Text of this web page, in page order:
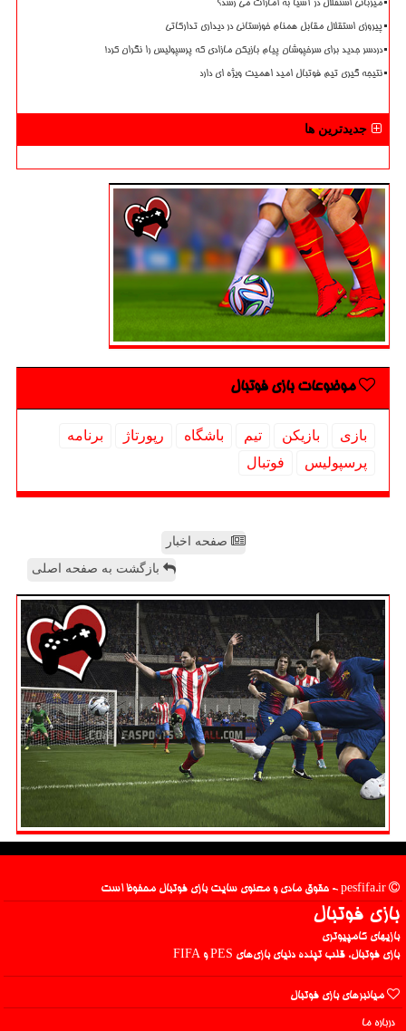
میزبانی استقلال در آسیا به امارات می رسد؟
پیروزی استقلال مقابل همنام خوزستانی در دیداری تدارکاتی
دردسر جدید برای سرخپوشان پیام بازیکن مازادی که پرسپولیس را نگران کرد!
نتیجه گیری تیم فوتبال امید اهمیت ویژه ای دارد
جدیدترین ها
موضوعات بازی فوتبال
بازی بازیكن تیم باشگاه رپورتاژ
برنامه
پرسپولیس
فوتبال
صفحه اخبار
بازگشت به صفحه اصلی
بازی فوتبال
بازیهای کامپیوتری
بازی فوتبال، قلب تپنده دنیای بازی‌های PES و FIFA
میانبرهای بازی فوتبال
درباره ما